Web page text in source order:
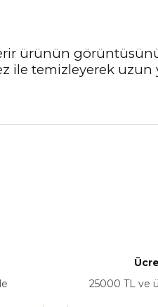
ürünün
ile temizleyerek uzun
25000 TL ve